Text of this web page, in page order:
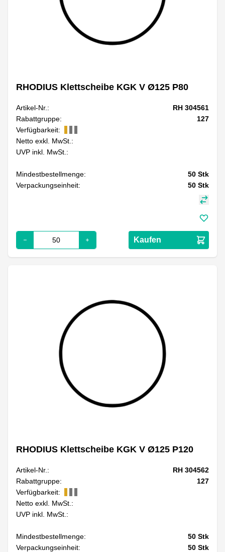
RHODIUS Klettscheibe KGK V Ø125 P80
Artikel-Nr.:
RH 304561
Rabattgruppe:
127
Verfügbarkeit:
Netto exkl. MwSt.:
UVP inkl. MwSt.:
Mindestbestellmenge: 50 Stk
Verpackungseinheit:
50 Stk
Kaufen
RHODIUS Klettscheibe KGK V Ø125 P120
Artikel-Nr.:
RH 304562
Rabattgruppe:
127
Verfügbarkeit:
Netto exkl. MwSt.:
UVP inkl. MwSt.:
Mindestbestellmenge: 50 Stk
Verpackungseinheit:
50 Stk